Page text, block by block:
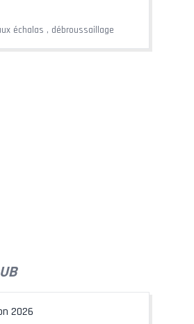
échalas , débroussaillage
2026